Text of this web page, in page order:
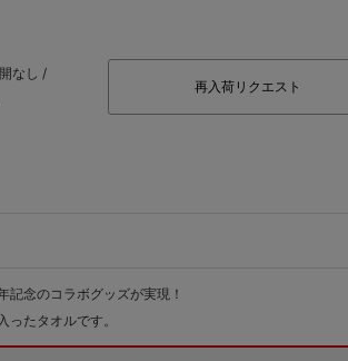
なし /
再入荷リクエスト
記念のコラボグッズが実現！
たタオルです。